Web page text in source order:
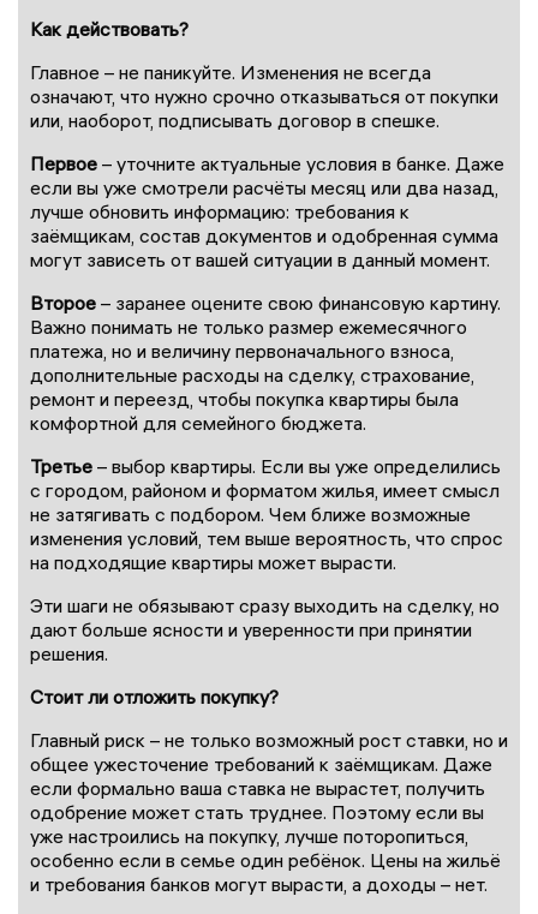
Как действовать?
Главное – не паникуйте. Изменения не всегда
означают, что нужно срочно отказываться от покупки
или, наоборот, подписывать договор в спешке.
Первое – уточните актуальные условия в банке. Даже
если вы уже смотрели расчёты месяц или два назад,
лучше обновить информацию: требования к
заёмщикам, состав документов и одобренная сумма
могут зависеть от вашей ситуации в данный момент.
Второе – заранее оцените свою финансовую картину.
Важно понимать не только размер ежемесячного
платежа, но и величину первоначального взноса,
дополнительные расходы на сделку, страхование,
ремонт и переезд, чтобы покупка квартиры была
комфортной для семейного бюджета.
Третье – выбор квартиры. Если вы уже определились
с городом, районом и форматом жилья, имеет смысл
не затягивать с подбором. Чем ближе возможные
изменения условий, тем выше вероятность, что спрос
на подходящие квартиры может вырасти.
Эти шаги не обязывают сразу выходить на сделку, но
дают больше ясности и уверенности при принятии
решения.
Стоит ли отложить покупку?
Главный риск – не только возможный рост ставки, но и
общее ужесточение требований к заёмщикам. Даже
если формально ваша ставка не вырастет, получить
одобрение может стать труднее. Поэтому если вы
уже настроились на покупку, лучше поторопиться,
особенно если в семье один ребёнок. Цены на жильё
и требования банков могут вырасти, а доходы – нет.